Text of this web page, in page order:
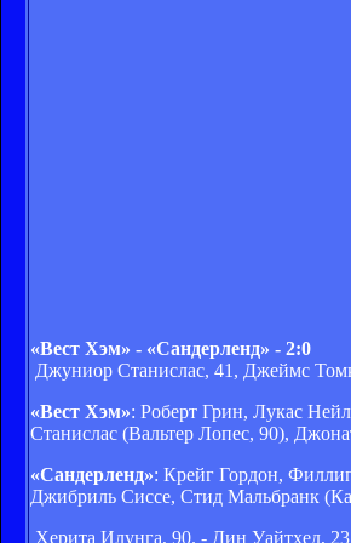
«Вест Хэм» - «Сандерленд» - 2:0
Джуниор Станислас, 41, Джеймс
«Вест Хэм»: Роберт Грин, Лукас
Станислас (Вальтер Лопес, 90),
«Сандерленд»: Крейг Гордон,
Джибриль Сиссе, Стид Мальбранк
Херита Илунга, 90. - Дин Уайтхед,